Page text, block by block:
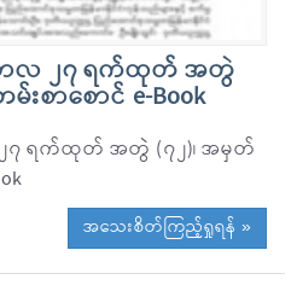
ာလ ၂၇ ရက်ထုတ် အတွဲ
းစာစောင် e-Book
၇ ရက်ထုတ် အတွဲ (၇၂)၊ အမှတ်
အသေးစိတ်ကြည့်ရှုရန် »